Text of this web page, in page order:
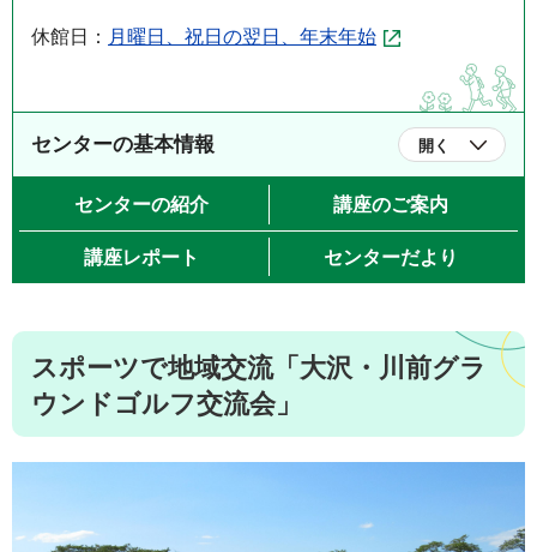
休館日： 月曜日、祝日の翌日、年末年始
センターの基本情報 開く
センターの紹介 講座のご案内
講座レポート センターだより
スポーツで地域交流「大沢・川前グラ
ウンドゴルフ交流会」